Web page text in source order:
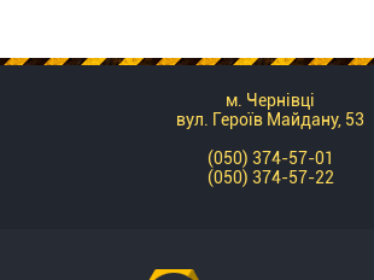
м. Чернівці
вул. Героїв Майдану, 53
(050) 374-57-01
(050) 374-57-22